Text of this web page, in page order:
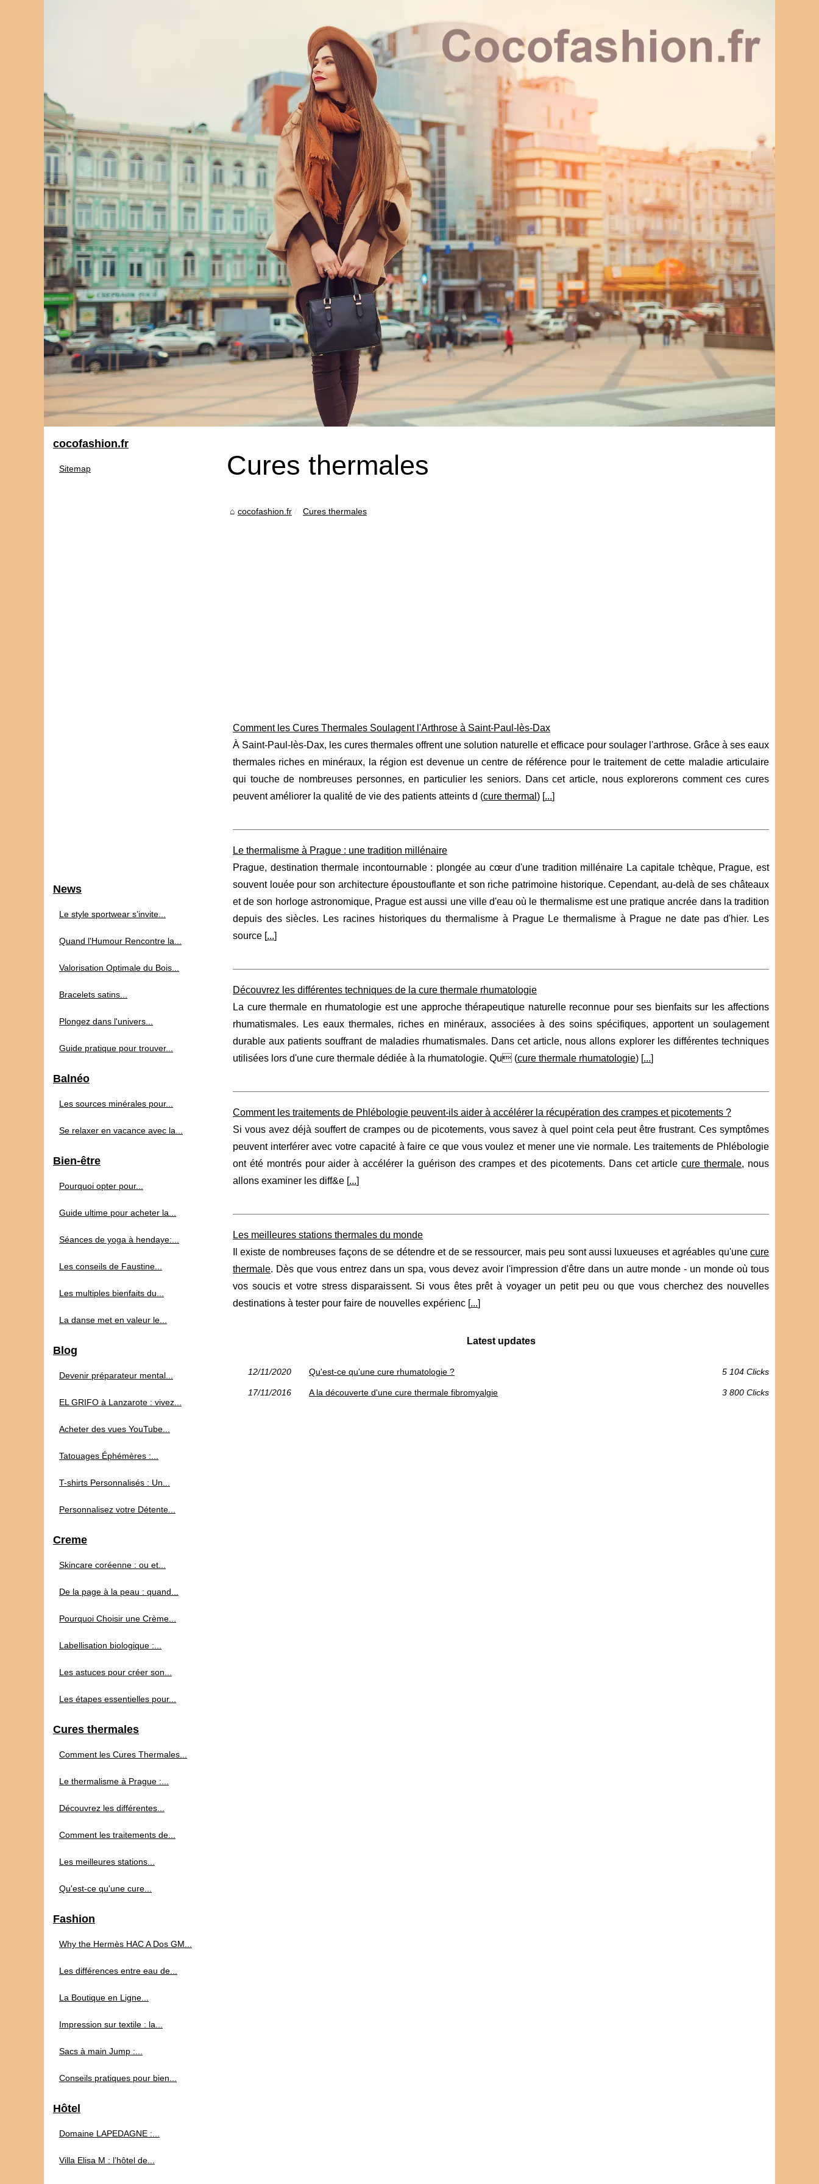
Cures thermales
cocofashion.fr Cures thermales
Comment les Cures Thermales Soulagent l'Arthrose à Saint-Paul-lès-Dax
À Saint-Paul-lès-Dax, les cures thermales offrent une solution naturelle et efficace pour soulager l'arthrose. Grâce à ses eaux
thermales riches en minéraux, la région est devenue un centre de référence pour le traitement de cette maladie articulaire
qui touche de nombreuses personnes, en particulier les seniors. Dans cet article, nous explorerons comment ces cures
peuvent améliorer la qualité de vie des patients atteints d (cure thermal ) [...]
Le thermalisme à Prague : une tradition millénaire
Prague, destination thermale incontournable : plongée au cœur d'une tradition millénaire La capitale tchèque, Prague, est
souvent louée pour son architecture époustouflante et son riche patrimoine historique. Cependant, au-delà de ses châteaux
et de son horloge astronomique, Prague est aussi une ville d'eau où le thermalisme est une pratique ancrée dans la tradition
depuis des siècles. Les racines historiques du thermalisme à Prague Le thermalisme à Prague ne date pas d'hier. Les
source [...]
Découvrez les différentes techniques de la cure thermale rhumatologie
La cure thermale en rhumatologie est une approche thérapeutique naturelle reconnue pour ses bienfaits sur les affections
rhumatismales. Les eaux thermales, riches en minéraux, associées à des soins spécifiques, apportent un soulagement
durable aux patients souffrant de maladies rhumatismales. Dans cet article, nous allons explorer les différentes techniques
utilisées lors d'une cure thermale dédiée à la rhumatologie. Qu (cure thermale rhumatologie) [...]
Comment les traitements de Phlébologie peuvent-ils aider à accélérer la récupération des crampes et picotements ?
Si vous avez déjà souffert de crampes ou de picotements, vous savez à quel point cela peut être frustrant. Ces symptômes
peuvent interférer avec votre capacité à faire ce que vous voulez et mener une vie normale. Les traitements de Phlébologie
ont été montrés pour aider à accélérer la guérison des crampes et des picotements. Dans cet articlecure thermale, nous
allons examiner les diff&e [...]
Les meilleures stations thermales du monde
Il existe de nombreuses façons de se détendre et de se ressourcer, mais peu sont aussi luxueuses et agréables qu'une cure
thermale. Dès que vous entrez dans un spa, vous devez avoir l'impression d'être dans un autre monde - un monde où tous
vos soucis et votre stress disparaissent. Si vous êtes prêt à voyager un petit peu ou que vous cherchez des nouvelles
destinations à tester pour faire de nouvelles expérienc [...]
Latest updates
12/11/2020 Qu'est-ce qu'une cure rhumatologie ? 5 104 Clicks
17/11/2016 A la découverte d'une cure thermale fibromyalgie 3 800 Clicks
cocofashion.fr
Sitemap
News
Le style sportwear s’invite...
Quand l'Humour Rencontre la...
Valorisation Optimale du Bois...
Bracelets satins...
Plongez dans l'univers...
Guide pratique pour trouver...
Balnéo
Les sources minérales pour...
Se relaxer en vacance avec la...
Bien-être
Pourquoi opter pour...
Guide ultime pour acheter la...
Séances de yoga à hendaye:...
Les conseils de Faustine...
Les multiples bienfaits du...
La danse met en valeur le...
Blog
Devenir préparateur mental...
EL GRIFO à Lanzarote : vivez...
Acheter des vues YouTube...
Tatouages Éphémères :...
T-shirts Personnalisés : Un...
Personnalisez votre Détente...
Creme
Skincare coréenne : ou et...
De la page à la peau : quand...
Pourquoi Choisir une Crème...
Labellisation biologique :...
Les astuces pour créer son...
Les étapes essentielles pour...
Cures thermales
Comment les Cures Thermales...
Le thermalisme à Prague :...
Découvrez les différentes...
Comment les traitements de...
Les meilleures stations...
Qu'est-ce qu'une cure...
Fashion
Why the Hermès HAC A Dos GM...
Les différences entre eau de...
La Boutique en Ligne...
Impression sur textile : la...
Sacs à main Jump :...
Conseils pratiques pour bien...
Hôtel
Domaine LAPEDAGNE :...
Villa Elisa M : l’hôtel de...